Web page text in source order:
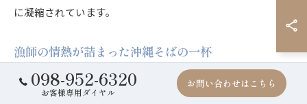
に凝縮されています。
漁師の情熱が詰まった沖縄そばの一杯
沖縄そばの漁師風スタイルは、漁師たちの情熱が詰まった一
杯です。彼らは毎日海と向き合い、自然の厳しさと豊かさを
098-952-6320
お客様専用ダイヤル
お問い合わせはこちら